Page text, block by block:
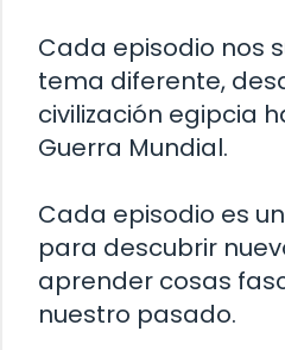
Cada episodio nos
tema diferente,
civilización egipcia
Guerra Mundial.
Cada episodio es
para descubrir
aprender cosas
nuestro pasado.